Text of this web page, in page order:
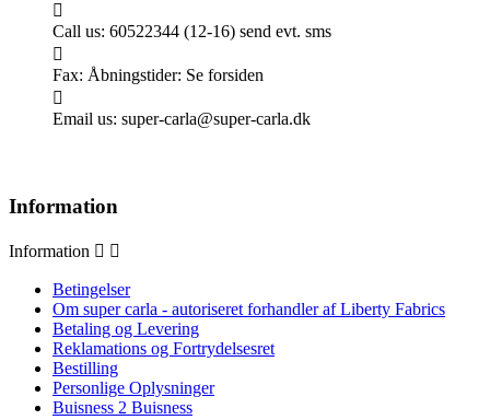

Call us: 60522344 (12-16) send evt. sms

Fax: Åbningstider: Se forsiden

Email us: super-carla@super-carla.dk
Information
Information  
Betingelser
Om super carla - autoriseret forhandler af Liberty Fabrics
Betaling og Levering
Reklamations og Fortrydelsesret
Bestilling
Personlige Oplysninger
Buisness 2 Buisness